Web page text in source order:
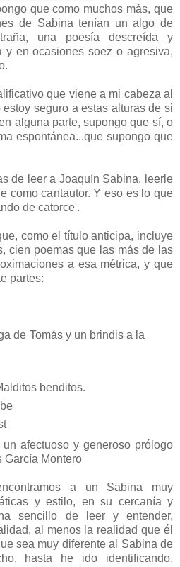
que como muchos más, que
de Sabina tenían un algo de
una poesía descreída y
y en ocasiones soez o agresiva,
que viene a mi cabeza al
seguro a estas alturas de si
alguna parte, supongo que sí, o
espontánea...que supongo que
de leer a Joaquín Sabina, leerle
como cantautor. Y eso es lo que
de catorce'.
como el título anticipa, incluye
cien poemas que las más de las
a esa métrica, y que
partes:
de Tomás y un brindis a la
benditos.
afectuoso y generoso prólogo
García Montero
a un Sabina muy
y estilo, en su cercanía y
sencillo de leer y entender,
al menos la realidad que él
sea muy diferente al Sabina de
hasta he ido identificando,